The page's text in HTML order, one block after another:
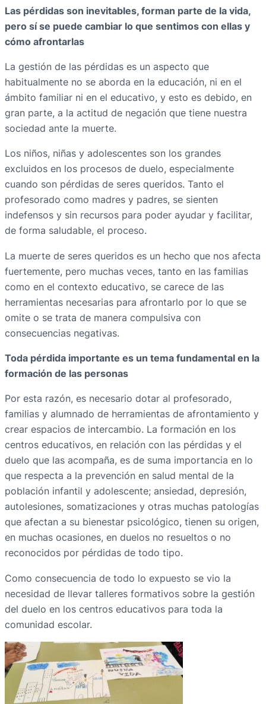
Las pérdidas son inevitables, forman parte de la vida,
pero sí se puede cambiar lo que sentimos con ellas y
cómo afrontarlas
La gestión de las pérdidas es un aspecto que
habitualmente no se aborda en la educación, ni en el
ámbito familiar ni en el educativo, y esto es debido, en
gran parte, a la actitud de negación que tiene nuestra
sociedad ante la muerte.
Los niños, niñas y adolescentes son los grandes
excluidos en los procesos de duelo, especialmente
cuando son pérdidas de seres queridos. Tanto el
profesorado como madres y padres, se sienten
indefensos y sin recursos para poder ayudar y facilitar,
de forma saludable, el proceso.
La muerte de seres queridos es un hecho que nos afecta
fuertemente, pero muchas veces, tanto en las familias
como en el contexto educativo, se carece de las
herramientas necesarias para afrontarlo por lo que se
omite o se trata de manera compulsiva con
consecuencias negativas.
Toda pérdida importante es un tema fundamental en la
formación de las personas
Por esta razón, es necesario dotar al profesorado,
familias y alumnado de herramientas de afrontamiento y
crear espacios de intercambio. La formación en los
centros educativos, en relación con las pérdidas y el
duelo que las acompaña, es de suma importancia en lo
que respecta a la prevención en salud mental de la
población infantil y adolescente; ansiedad, depresión,
autolesiones, somatizaciones y otras muchas patologías
que afectan a su bienestar psicológico, tienen su origen,
en muchas ocasiones, en duelos no resueltos o no
reconocidos por pérdidas de todo tipo.
Como consecuencia de todo lo expuesto se vio la
necesidad de llevar talleres formativos sobre la gestión
del duelo en los centros educativos para toda la
comunidad escolar.